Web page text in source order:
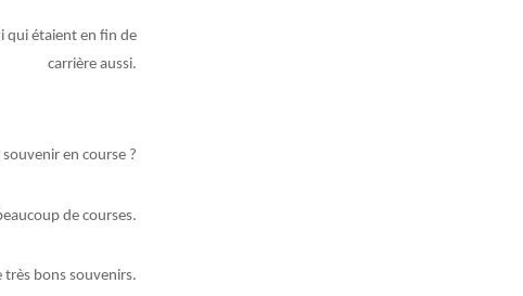
qui étaient en fin de
carrière aussi.
en course ?
de courses.
très bons souvenirs.